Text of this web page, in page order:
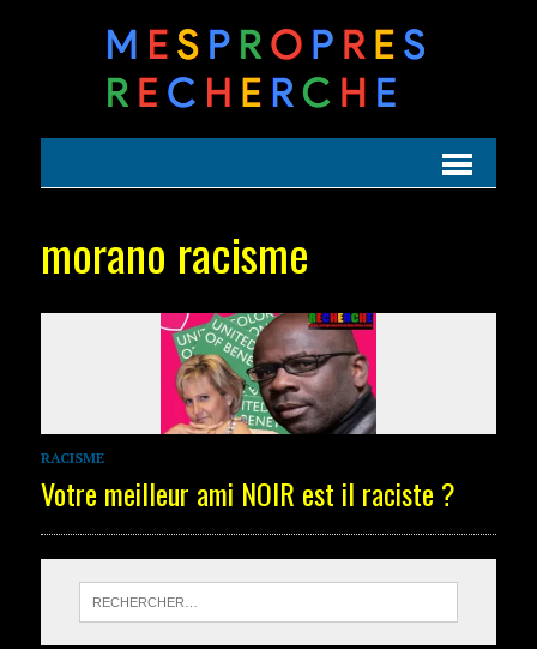
morano racisme
RACISME
Votre meilleur ami NOIR est il raciste ?